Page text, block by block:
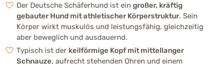
Richtpreis (Züchter)
1200 - 2000 €
Der Deutsche Schäferhund ist ein großer, kräftig
gebauter Hund mit athletischer Körperstruktur. Sein
Körper wirkt muskulös und leistungsfähig, gleichzeitig
aber beweglich und ausdauernd.
Typisch ist der keilförmige Kopf mit mittellanger
Schnauze, aufrecht stehenden Ohren und einem